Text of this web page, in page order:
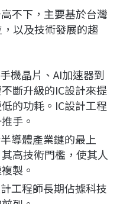
不下，主要基於台灣
以及技術發展的趨
機晶片、AI加速器到
斷升級的IC設計來提
的功耗。IC設計工程
手。
導體產業鏈的最上
高技術門檻，使其人
製。
工程師長期佔據科技